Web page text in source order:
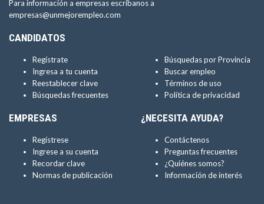
Para información a empresas escríbanos a
empresas@unmejorempleo.com
CANDIDATOS
Regístrate
Ingresa a tu cuenta
Reestablecer clave
Búsquedas frecuentes
Búsquedas por Provincia
Buscar empleo
Términos de uso
Política de privacidad
EMPRESAS
Regístrese
Ingrese a su cuenta
Recordar clave
Normas de publicación
¿NECESITA AYUDA?
Contáctenos
Preguntas frecuentes
¿Quiénes somos?
Información de interés